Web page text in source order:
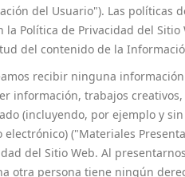
del Usuario"). Las políticas
Política de Privacidad del
del contenido de la
recibir ninguna
trabajos
(incluyendo, por ejemplo y
("Materiales
del Sitio Web. Al
otra persona tiene ningún